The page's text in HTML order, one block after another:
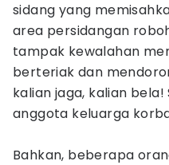
sidang yang
area persidangan
tampak kewalahan
berteriak dan
kalian jaga, kalian
anggota keluarga
Bahkan, beberapa